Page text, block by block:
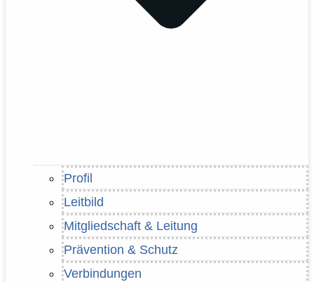
Profil
Leitbild
Mitgliedschaft & Leitung
Prävention & Schutz
Verbindungen